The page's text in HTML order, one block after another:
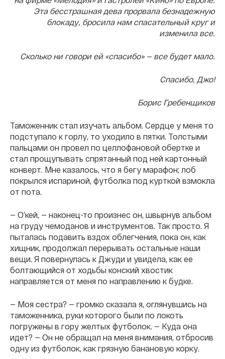
Эта бесстрашная дева прорвала безнадежную
блокаду, бросила нам спасательный круг и
изменила все.
Сколько ни говори ей «спасибо» — все будет мало.
Спасибо, Джо!
Борис Гребенщиков
Таможенник стал изучать альбом. Сердце у меня то
подступало к горлу, то уходило в пятки. Толстыми
пальцами он провел по целлофановой обертке и
стал прощупывать спрятанный под ней картонный
конверт. Мне казалось, что я бегу марафон; лоб
покрылся испариной, футболка под курткой взмокла
от пота.
— О’кей, — наконец-то произнес он, швырнув альбом
на груду чемоданов и инструментов. Так просто. Я
пыталась подавить вздох облегчения, пока он, как
хищник, продолжал перерывать остальные наши
вещи. Я повернулась к Джуди и увидела, как ее
болтающийся от ходьбы конский хвостик
направляется от меня по направлению к будке.
— Моя сестра? — громко сказала я, оглянувшись на
таможенника, руки которого были по локоть
погружены в гору желтых футболок. — Куда она
идет? — Он не обращал на меня внимания, отбросив
одну из футболок, как грязную банановую корку.